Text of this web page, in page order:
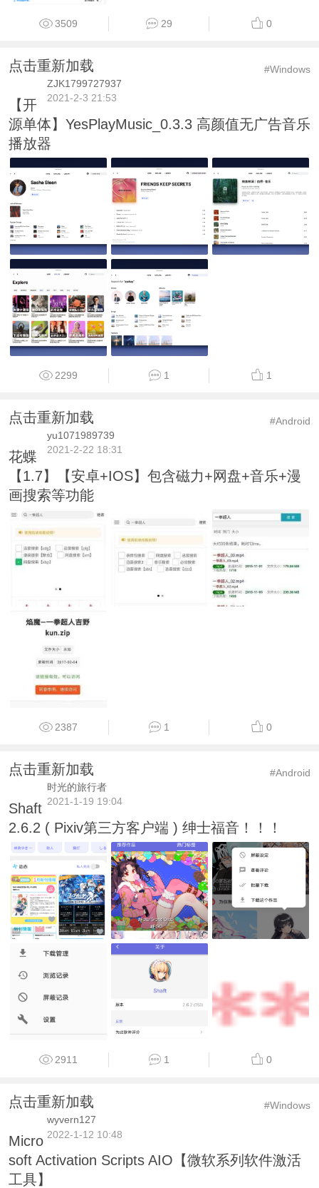
3509 29 0
点击重新加载
ZJK1799727937
2021-2-3 21:53
#Windows
【开
源单体】YesPlayMusic_0.3.3 高颜值无广告音乐
播放器
2299 1 1
点击重新加载
yu1071989739
2021-2-22 18:31
#Android
花蝶
【1.7】【安卓+IOS】包含磁力+网盘+音乐+漫
画搜索等功能
2387 1 0
点击重新加载
时光的旅行者
2021-1-19 19:04
#Android
Shaft
2.6.2 ( Pixiv第三方客户端 ) 绅士福音！！！
2911 1 0
点击重新加载
wyvern127
2022-1-12 10:48
#Windows
Micro
soft Activation Scripts AIO【微软系列软件激活
工具】